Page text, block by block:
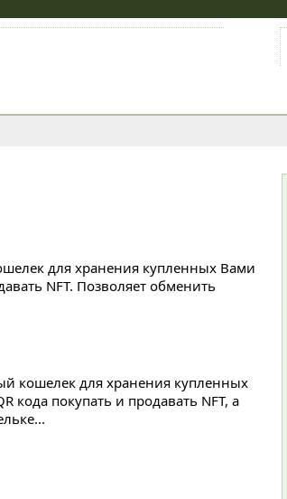
для хранения купленных Вами
NFT. Позволяет обменить
кошелек для хранения купленных
покупать и продавать NFT, а